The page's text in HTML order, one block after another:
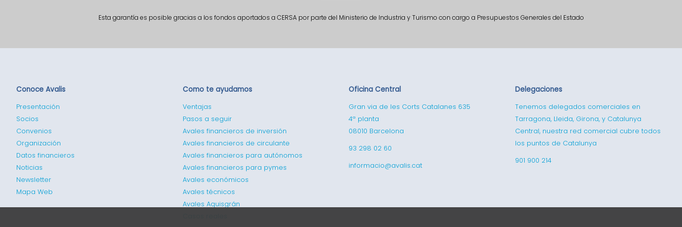
Esta garantía es posible gracias a los fondos aportados a CERSA por parte del Ministerio de Industria y Turismo con cargo a Presupuestos Generales del Estado
Conoce Avalis
Presentación
Socios
Convenios
Organización
Datos financieros
Noticias
Newsletter
Mapa Web
Como te ayudamos
Ventajas
Pasos a seguir
Avales financieros de inversión
Avales financieros de circulante
Avales financieros para autónomos
Avales financieros para pymes
Avales económicos
Avales técnicos
Avales Aquisgrán
Oficina Central
Gran via de les Corts Catalanes 635
4ª planta
08010 Barcelona
93 298 02 60
informacio@avalis.cat
Delegaciones
Tenemos delegados comerciales en
Tarragona, Lleida, Girona, y Catalunya
Central, nuestra red comercial cubre todos
los puntos de Catalunya
901 900 214